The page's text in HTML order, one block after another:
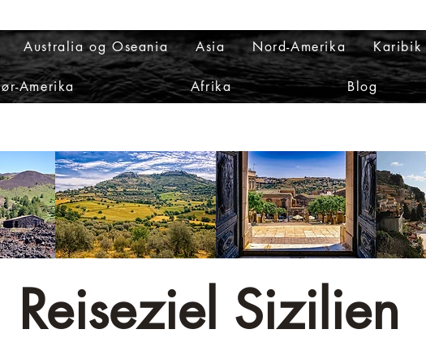
Australia og Oseania Asia Nord-Amerika Karibik
Amerika Afrika Blog
Reiseziel Sizilien